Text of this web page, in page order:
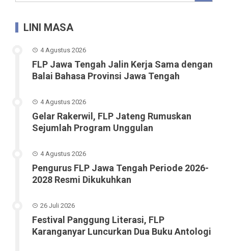
LINI MASA
4 Agustus 2026
FLP Jawa Tengah Jalin Kerja Sama dengan
Balai Bahasa Provinsi Jawa Tengah
4 Agustus 2026
Gelar Rakerwil, FLP Jateng Rumuskan
Sejumlah Program Unggulan
4 Agustus 2026
Pengurus FLP Jawa Tengah Periode 2026-
2028 Resmi Dikukuhkan
26 Juli 2026
Festival Panggung Literasi, FLP
Karanganyar Luncurkan Dua Buku Antologi